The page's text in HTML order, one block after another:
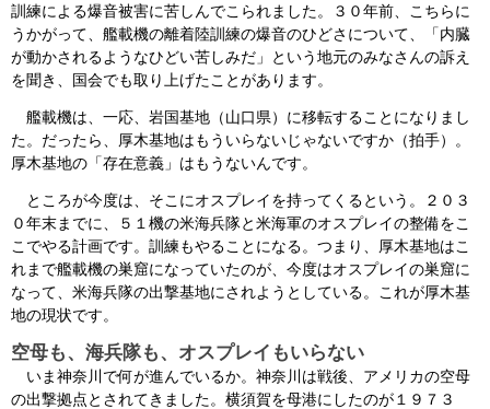
訓練による爆音被害に苦しんでこられました。３０年前、こちらに
うかがって、艦載機の離着陸訓練の爆音のひどさについて、「内臓
が動かされるようなひどい苦しみだ」という地元のみなさんの訴え
を聞き、国会でも取り上げたことがあります。
艦載機は、一応、岩国基地（山口県）に移転することになりまし
た。だったら、厚木基地はもういらないじゃないですか（拍手）。
厚木基地の「存在意義」はもうないんです。
ところが今度は、そこにオスプレイを持ってくるという。２０３
０年末までに、５１機の米海兵隊と米海軍のオスプレイの整備をこ
こでやる計画です。訓練もやることになる。つまり、厚木基地はこ
れまで艦載機の巣窟になっていたのが、今度はオスプレイの巣窟に
なって、米海兵隊の出撃基地にされようとしている。これが厚木基
地の現状です。
空母も、海兵隊も、オスプレイもいらない
いま神奈川で何が進んでいるか。神奈川は戦後、アメリカの空母
の出撃拠点とされてきました。横須賀を母港にしたのが１９７３